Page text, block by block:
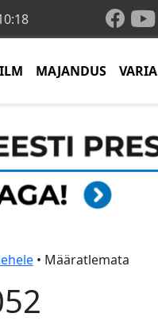
MAJANDUS VARIA
• Määratlemata